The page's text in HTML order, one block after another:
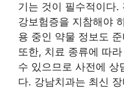
기는 것이 필수적이다.
강보험증을 지참해야
용 중인 약물 정보도
또한, 치료 종류에 따
수 있으므로 사전에 상
다. 강남치과는 최신